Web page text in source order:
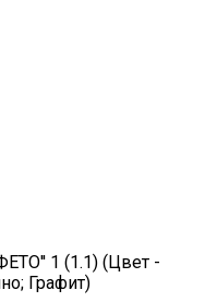
1 (1.1) (Цвет -
Графит)